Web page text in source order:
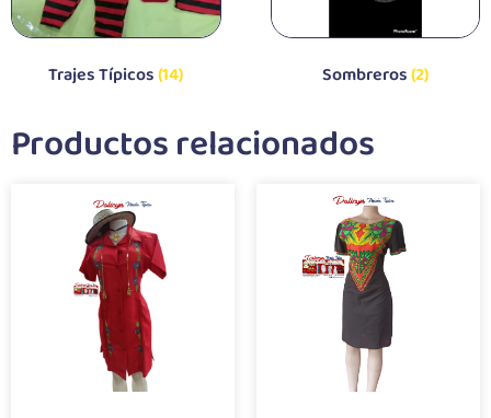
Trajes Típicos(14) Sombreros(2)
Productos relacionados